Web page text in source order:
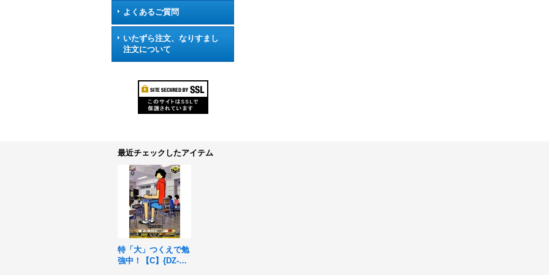
よくあるご質問
いたずら注文、なりすまし
注文について
最近チェックしたアイテム
特「大」つくえで勉
強中！【C】{DZ-SS